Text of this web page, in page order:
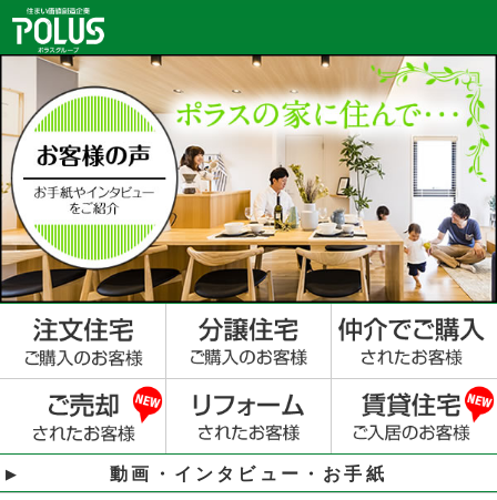
動画・インタビュー・お手紙